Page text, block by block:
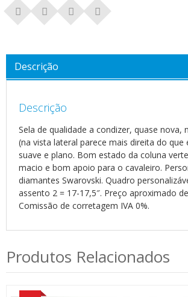
Descrição
Descrição
Sela de qualidade a condizer, quase nova,
(na vista lateral parece mais direita do que
suave e plano. Bom estado da coluna
macio e bom apoio para o cavaleiro.
diamantes Swarovski. Quadro
assento 2 = 17-17,5″. Preço aproximado
Comissão de corretagem IVA 0%.
Produtos Relacionados